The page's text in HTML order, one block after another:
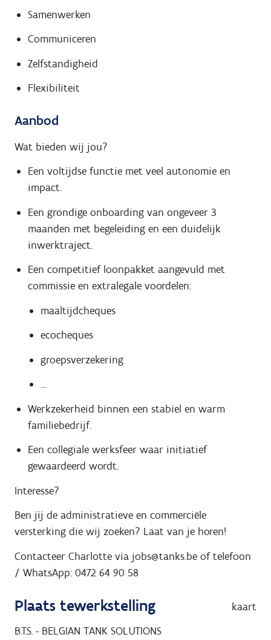
Samenwerken
Communiceren
Zelfstandigheid
Flexibiliteit
Aanbod
Wat bieden wij jou?
Een voltijdse functie met veel autonomie en
impact.
Een grondige onboarding van ongeveer 3
maanden met begeleiding en een duidelijk
inwerktraject.
Een competitief loonpakket aangevuld met
commissie en extralegale voordelen:
maaltijdcheques
ecocheques
groepsverzekering
…
Werkzekerheid binnen een stabiel en warm
familiebedrijf.
Een collegiale werksfeer waar initiatief
gewaardeerd wordt.
Interesse?
Ben jij de administratieve en commerciële
versterking die wij zoeken? Laat van je horen!
Contacteer Charlotte via jobs@tanks.be oftelefoon
/ WhatsApp: 0472 64 90 58
Plaats tewerkstelling
kaart
B.T.S. - BELGIAN TANK SOLUTIONS